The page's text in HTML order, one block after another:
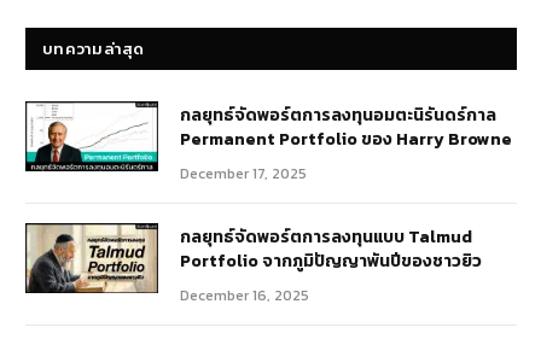
บทความล่าสุด
กลยุทธ์​จัดพอร์ตการลงทุนอมตะนิรันดร์กาล
Permanent Portfolio ของ Harry Browne
December 17, 2025
กลยุทธ์จัดพอร์ตการลงทุนแบบ Talmud
Portfolio จากภูมิปัญญาพันปีของชาวยิว
December 16, 2025